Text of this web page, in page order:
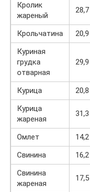
Кролик
жареный
28,7
Крольчатина 20,9
Куриная
грудка
отварная
29,9
Курица 20,8
Курица
жареная
31,3
Омлет 14,2
Свинина
16,2
Свинина
жареная
17,5